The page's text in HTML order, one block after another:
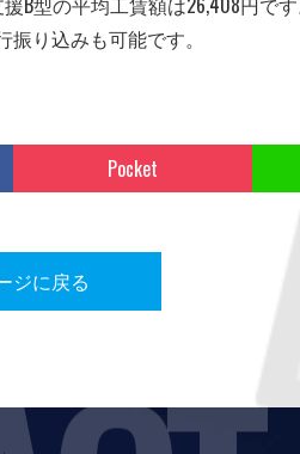
り込みも可能です。
Pocket
ジに戻る